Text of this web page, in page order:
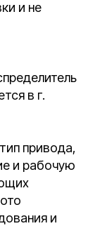
и не
в г.
привода,
и рабочую
и